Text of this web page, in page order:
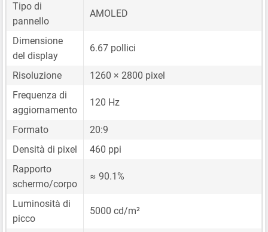
Tipo di
pannello
AMOLED
Dimensione
del display
6.67 pollici
Risoluzione
1260 × 2800 pixel
Frequenza di
aggiornamento
120 Hz
Formato
20:9
Densità di pixel
460 ppi
Rapporto
schermo/corpo
≈ 90.1%
Luminosità di
picco
5000 cd/m²